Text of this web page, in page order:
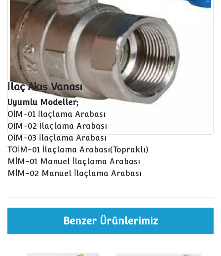
İlaç Akış Vanası
Uyumlu Modeller;
OİM-01 İlaçlama Arabası
OİM-02 İlaçlama Arabası
OİM-03 İlaçlama Arabası
TOİM-01 İlaçlama Arabası(Topraklı)
MİM-01 Manuel İlaçlama Arabası
MİM-02 Manuel İlaçlama Arabası
Benzer Ürünlerimiz